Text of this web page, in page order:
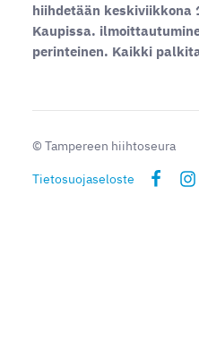
hiihdetään keskiviikkona
Kaupissa.
perinteinen. Kaikki
© Tampereen hiihtoseura
Tietosuojaseloste